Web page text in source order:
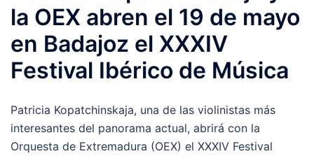
la OEX abren el 19 de mayo
en Badajoz el XXXIV
Festival Ibérico de Música
Patricia Kopatchinskaja, una de las violinistas más
interesantes del panorama actual, abrirá con la
Orquesta de Extremadura (OEX) el XXXIV Festival